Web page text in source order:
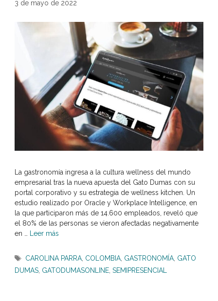
3 de mayo de 2022
La gastronomía ingresa a la cultura wellness del mundo
empresarial tras la nueva apuesta del Gato Dumas con su
portal corporativo y su estrategia de wellness kitchen. Un
estudio realizado por Oracle y Workplace Intelligence, en
la que participaron más de 14.600 empleados, reveló que
el 80% de las personas se vieron afectadas negativamente
en …
Leer más
Etiquetas
CAROLINA PARRA COLOMBIA GASTRONOMÍA GATO
DUMAS GATODUMASONLINE SEMIPRESENCIAL